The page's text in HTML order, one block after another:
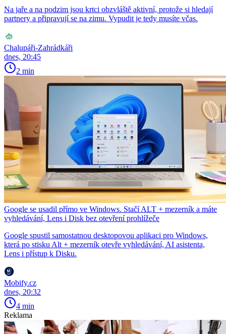
Na jaře a na podzim jsou krtci obzvláště aktivní, protože si hledají
partnery a připravují se na zimu. Vypudit je tedy musíte včas.
Chalupáři-Zahrádkáři
dnes, 20:45
2 min
Google se usadil přímo ve Windows. Stačí ALT + mezerník a máte
vyhledávání, Lens i Disk bez otevření prohlížeče
Google spustil samostatnou desktopovou aplikaci pro Windows,
která po stisku Alt + mezerník otevře vyhledávání, AI asistenta,
Lens i přístup k Disku.
Mobify.cz
dnes, 20:32
4 min
Reklama